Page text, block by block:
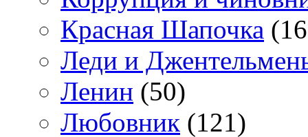
Красная Шапочка
Леди и
Ленин (50)
Любовник (121)